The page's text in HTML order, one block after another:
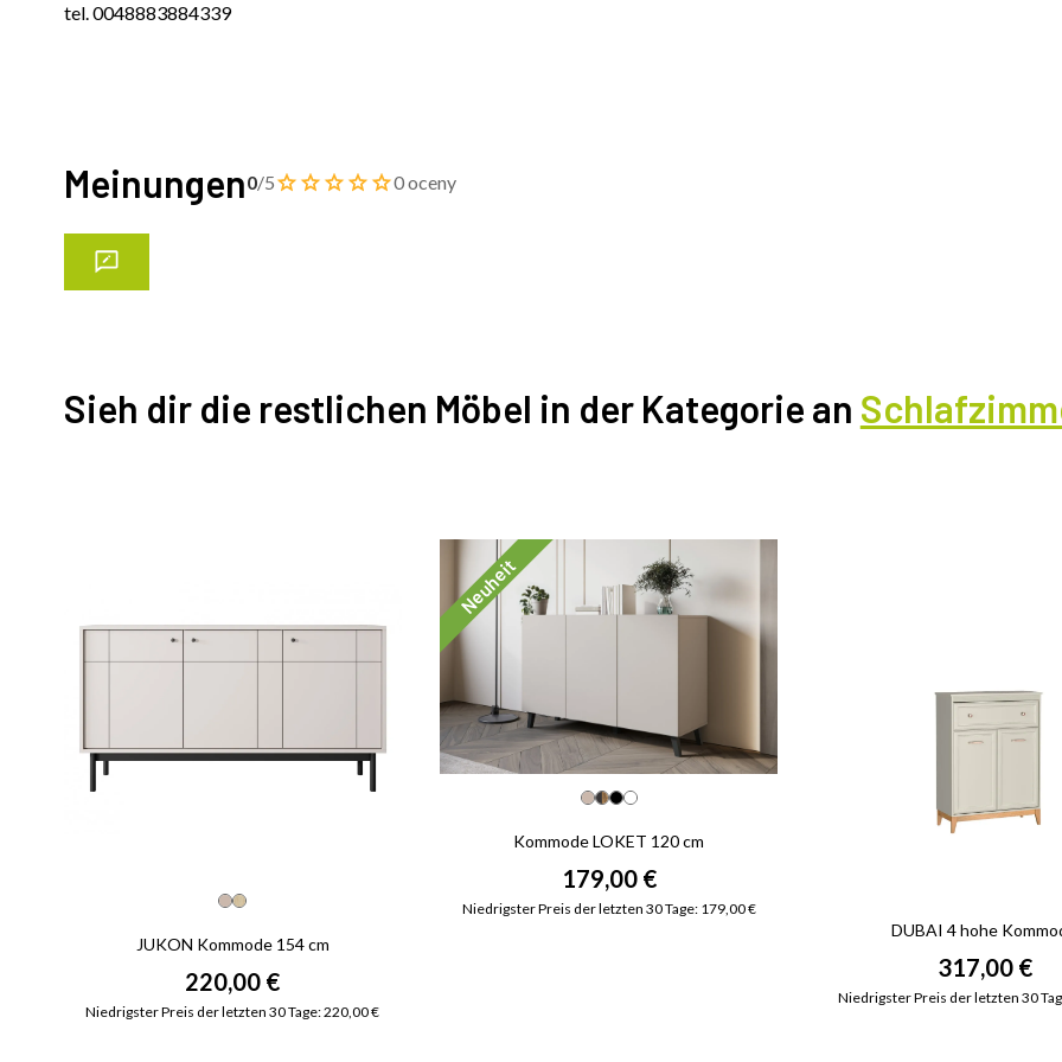
tel. 0048883884339
Meinungen0/5 0 oceny
Sieh dir die restlichen Möbel in der Kategorie an
JUKON Kommode 154 cm
220,00 €
Niedrigster Preis der letzten 30 Tage: 220,00 €
Neuheit
Kommode LOKET 120 cm
179,00 €
Niedrigster Preis der letzten 30 Tage: 179,00 €
DUBAI 4 hohe
317,00 €
Niedrigster Preis der letzten 30